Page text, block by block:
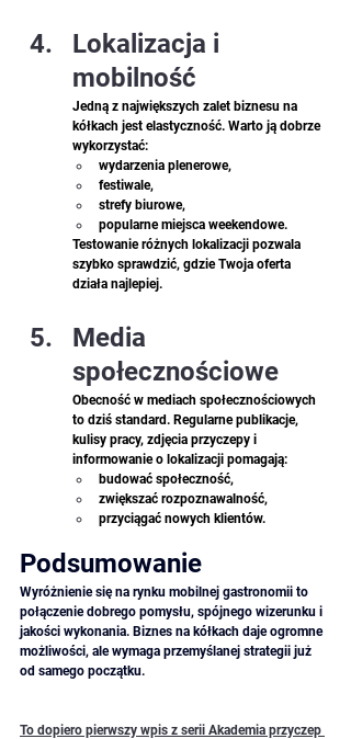
Lokalizacja i
mobilność
Jedną z największych zalet biznesu na
kółkach jest elastyczność. Warto ją dobrze
wykorzystać:
wydarzenia plenerowe,
festiwale,
strefy biurowe,
popularne miejsca weekendowe.
Testowanie różnych lokalizacji pozwala
szybko sprawdzić, gdzie Twoja oferta
działa najlepiej.
Media
społecznościowe
Obecność w mediach społecznościowych
to dziś standard. Regularne publikacje,
kulisy pracy, zdjęcia przyczepy i
informowanie o lokalizacji pomagają:
budować społeczność,
zwiększać rozpoznawalność,
przyciągać nowych klientów.
Podsumowanie
Wyróżnienie się na rynku mobilnej gastronomii to
połączenie dobrego pomysłu, spójnego wizerunku i
jakości wykonania. Biznes na kółkach daje ogromne
możliwości, ale wymaga przemyślanej strategii już
od samego początku.
To dopiero pierwszy wpis z serii Akademia przyczep